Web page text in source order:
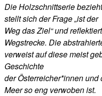
Die Holzschnittserie
stellt sich der Frage „ist der
Weg das Ziel“ und
Wegstrecke. Die
verweist auf diese meist
Geschichte
der Österreicher*innen
Meer so eng verwoben ist.